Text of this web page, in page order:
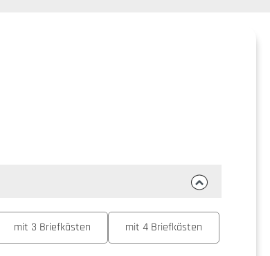
mit 3 Briefkästen mit 4 Briefkästen